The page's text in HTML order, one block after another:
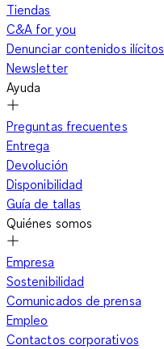
Tiendas
C&A for you
Denunciar contenidos ilícitos
Newsletter
Ayuda
Preguntas frecuentes
Entrega
Devolución
Disponibilidad
Guía de tallas
Quiénes somos
Empresa
Sostenibilidad
Comunicados de prensa
Empleo
Contactos corporativos